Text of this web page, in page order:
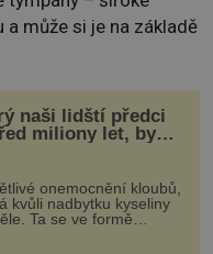
a může si je na základě
naši lidští předci
miliony let, by
s léčbou
onemocnění kloubů,
kvůli nadbytku kyseliny
Ta se ve formě